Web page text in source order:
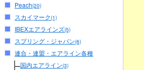
Peach(20)
スカイマーク(1)
IBEXエアラインズ(5)
スプリング・ジャパン(6)
連合・連盟・エアライン各種
国内エアライン(3)